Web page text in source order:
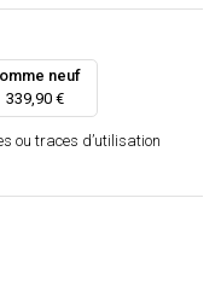
neuf
339,90 €
ou traces d’utilisation